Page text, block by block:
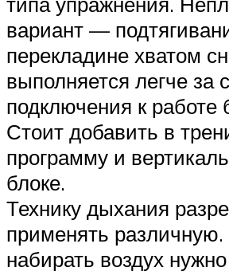
вариант —
перекладине хватом
выполняется легче за
подключения к работе
Стоит добавить в
программу и
блоке.
Технику дыхания
применять различную.
набирать воздух